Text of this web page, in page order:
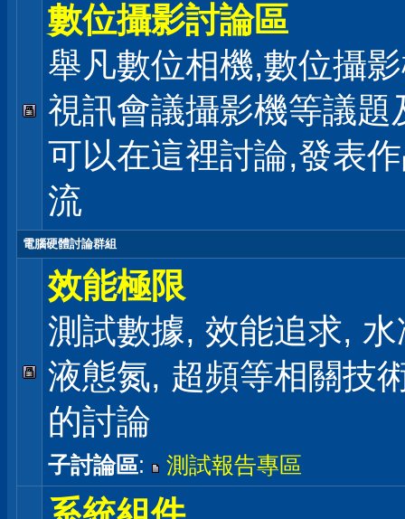
數位攝影討論區
舉凡數位相機,數位攝
視訊會議攝影機等議題
可以在這裡討論,發表
流
電腦硬體討論群組
效能極限
測試數據, 效能追求,
液態氮, 超頻等相關技
的討論
子討論區: 測試報告專區